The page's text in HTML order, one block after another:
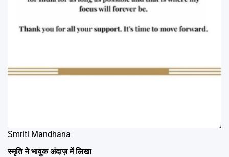
Smriti Mandhana
स्मृति ने भावुक अंदाज़ में लिखा